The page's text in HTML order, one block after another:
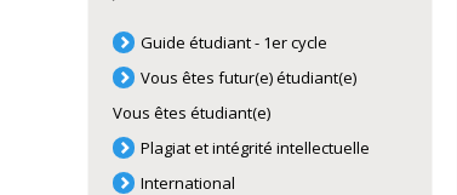
Guide étudiant - 1er cycle
Vous êtes futur(e) étudiant(e)
Vous êtes étudiant(e)
Plagiat et intégrité intellectuelle
International